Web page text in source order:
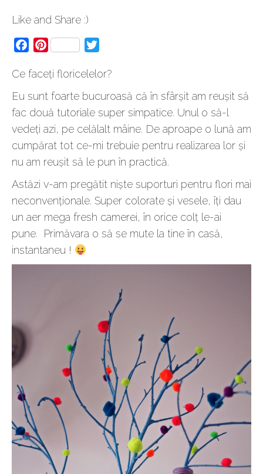
Like and Share :)
FacebookPinterest
Ce faceți floricelelor?
Eu sunt foarte bucuroasă că în sfârșit am reușit să
fac două tutoriale super simpatice. Unul o să-l
vedeți azi, pe celălalt mâine. De aproape o lună am
cumpărat tot ce-mi trebuie pentru realizarea lor și
nu am reușit să le pun în practică.
Astăzi v-am pregătit niște suporturi pentru flori mai
neconvenționale. Super colorate și vesele, îți dau
un aer mega fresh camerei, în orice colț le-ai
pune. Primăvara o să se mute la tine în casă,
instantaneu !